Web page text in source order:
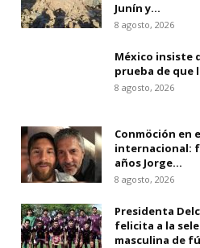
Junín y...
8 agosto, 2026
México insiste
prueba de que
8 agosto, 2026
Conmöción en
internacional:
años Jorge...
8 agosto, 2026
Presidenta
felicita a la
masculina de